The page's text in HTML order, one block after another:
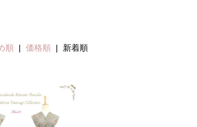
順 | 価格順 | 新着順